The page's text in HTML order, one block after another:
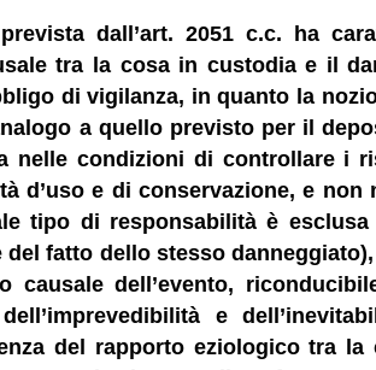
dall’art. 2051 c.c. ha
tra la cosa in custodia e il
di vigilanza, in quanto la
a quello previsto per il
condizioni di controllare i
e di conservazione, e non
tipo di responsabilità è
fatto dello stesso
dell’evento,
e
del rapporto eziologico tra la